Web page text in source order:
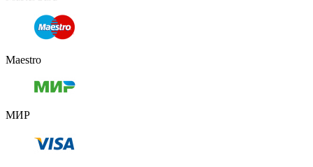
Maestro
МИР